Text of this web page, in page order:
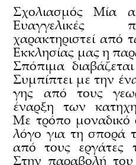
Σχολιασμός Μία
Ευαγγελικές
χαρακτηριστεί από
Εκκλησίας μας η
Σπόπιμα
Συμπίπτει με την
γης από τους
έναρξη των
Με τρόπο μοναδικό
λόγο για τη σπορά
από τους εργάτες
Στην παραβολή